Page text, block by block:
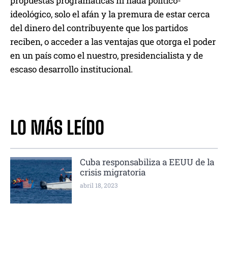
ideológico, solo el afán y la premura de estar cerca
del dinero del contribuyente que los partidos
reciben, o acceder a las ventajas que otorga el poder
en un país como el nuestro, presidencialista y de
escaso desarrollo institucional.
LO MÁS LEÍDO
Cuba responsabiliza a EEUU de la
crisis migratoria
abril 18, 2023